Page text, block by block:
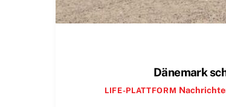
Dänemark
LIFE-PLATTFORM